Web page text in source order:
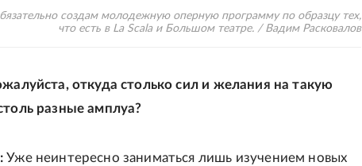
создам молодежную оперную программу по образцу тех,
что есть в La Scala и Большом театре. / Вадим Расковалов
откуда столько сил и желания на такую
разные амплуа?
Уже неинтересно заниматься лишь изучением новых